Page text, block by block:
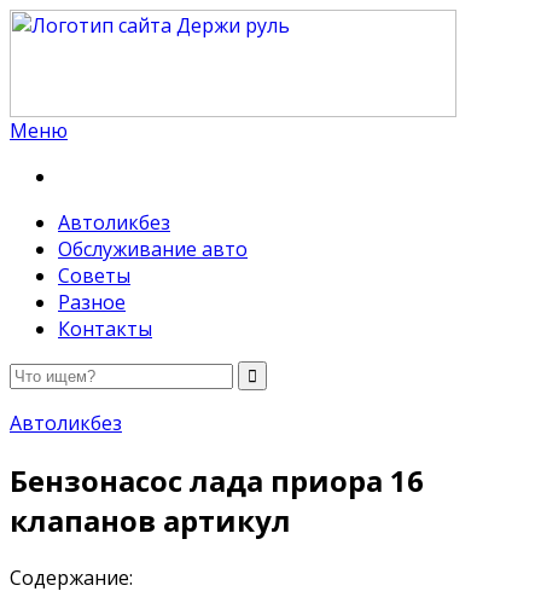
Меню
Автоликбез
Обслуживание авто
Советы
Разное
Контакты
Автоликбез
Бензонасос лада приора 16
клапанов артикул
Содержание: